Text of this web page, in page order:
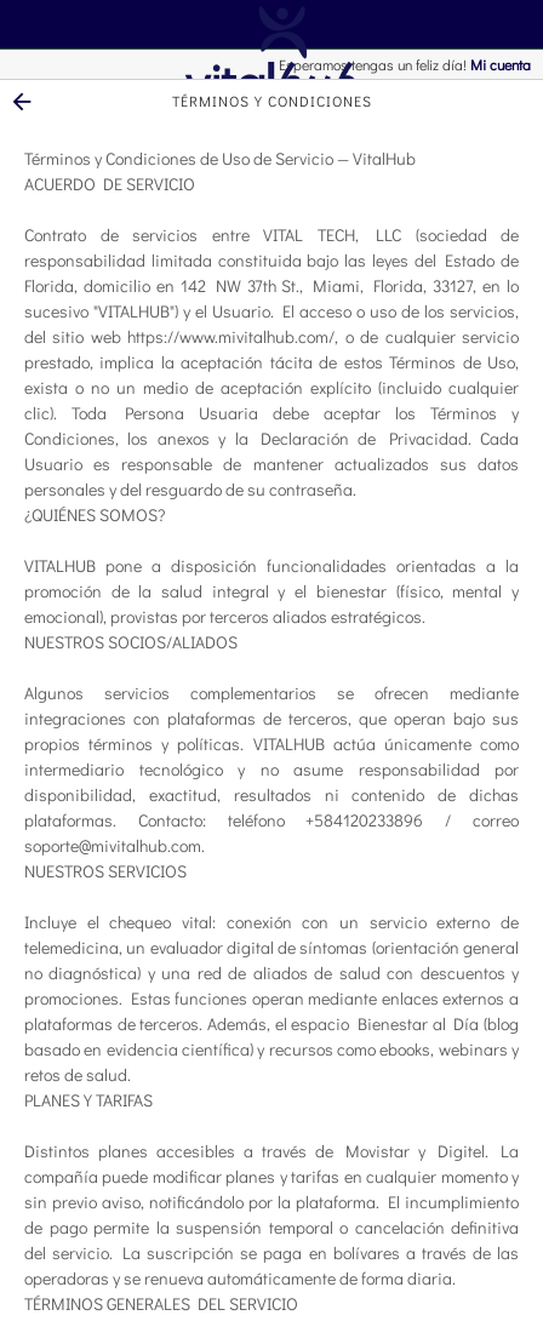
Esperamos tengas un feliz día! Mi cuenta
TÉRMINOS Y CONDICIONES
Términos y Condiciones de Uso de Servicio — VitalHub
ACUERDO DE SERVICIO
Contrato de servicios entre VITAL TECH, LLC (sociedad de
responsabilidad limitada constituida bajo las leyes del Estado de
Florida, domicilio en 142 NW 37th St., Miami, Florida, 33127, en lo
sucesivo "VITALHUB") y el Usuario. El acceso o uso de los servicios,
del sitio web https://www.mivitalhub.com/, o de cualquier servicio
prestado, implica la aceptación tácita de estos Términos de Uso,
exista o no un medio de aceptación explícito (incluido cualquier
clic). Toda Persona Usuaria debe aceptar los Términos y
Condiciones, los anexos y la Declaración de Privacidad. Cada
Usuario es responsable de mantener actualizados sus datos
personales y del resguardo de su contraseña.
¿QUIÉNES SOMOS?
VITALHUB pone a disposición funcionalidades orientadas a la
promoción de la salud integral y el bienestar (físico, mental y
emocional), provistas por terceros aliados estratégicos.
NUESTROS SOCIOS/ALIADOS
Algunos servicios complementarios se ofrecen mediante
integraciones con plataformas de terceros, que operan bajo sus
propios términos y políticas. VITALHUB actúa únicamente como
intermediario tecnológico y no asume responsabilidad por
disponibilidad, exactitud, resultados ni contenido de dichas
plataformas. Contacto: teléfono +584120233896 / correo
soporte@mivitalhub.com.
NUESTROS SERVICIOS
Incluye el chequeo vital: conexión con un servicio externo de
telemedicina, un evaluador digital de síntomas (orientación general
no diagnóstica) y una red de aliados de salud con descuentos y
promociones. Estas funciones operan mediante enlaces externos a
plataformas de terceros. Además, el espacio Bienestar al Día (blog
basado en evidencia científica) y recursos como ebooks, webinars y
retos de salud.
PLANES Y TARIFAS
Distintos planes accesibles a través de Movistar y Digitel. La
compañía puede modificar planes y tarifas en cualquier momento y
sin previo aviso, notificándolo por la plataforma. El incumplimiento
de pago permite la suspensión temporal o cancelación definitiva
del servicio. La suscripción se paga en bolívares a través de las
operadoras y se renueva automáticamente de forma diaria.
TÉRMINOS GENERALES DEL SERVICIO